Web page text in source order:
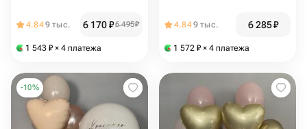
4.849 тыс. 6 170₽6 495₽
1 543 ₽ × 4 платежа
4.849 тыс. 6 285₽
1 572 ₽ × 4 платежа
-10%